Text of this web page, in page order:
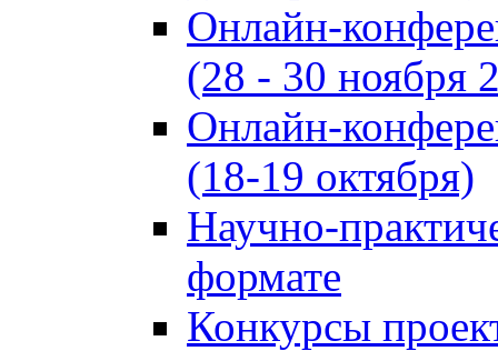
Онлайн-
(28 - 30 ноября
Онлайн-
(18-19 октября)
Научно-
формате
Конкурсы